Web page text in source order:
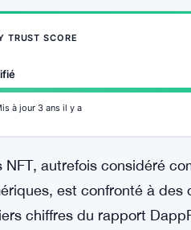
TRUST SCORE
à jour 3 ans il y a
NFT, autrefois considéré
est confronté à
chiffres du rapport